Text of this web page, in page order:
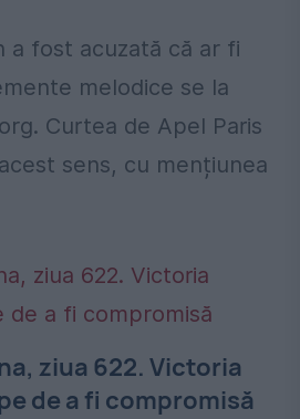
a fost acuzată că ar fi
melodice se la
Curtea de Apel Paris
sens, cu mențiunea
ziua 622. Victoria
de a fi compromisă